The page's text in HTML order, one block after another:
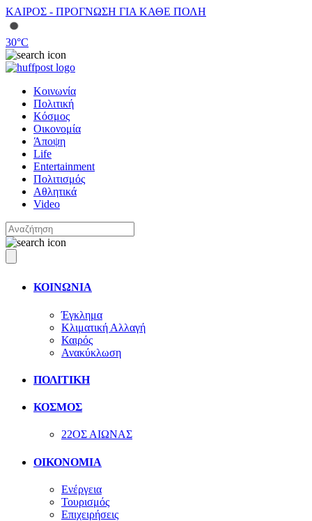
ΚΑΙΡΟΣ - ΠΡΟΓΝΩΣΗ ΓΙΑ ΚΑΘΕ ΠΟΛΗ
30°C
Κοινωνία
Πολιτική
Κόσμος
Οικονομία
Άποψη
Life
Entertainment
Πολιτισμός
Αθλητικά
Video
ΚΟΙΝΩΝΙΑ
Έγκλημα
Κλιματική Αλλαγή
Καιρός
Ανακύκλωση
ΠΟΛΙΤΙΚΗ
ΚΟΣΜΟΣ
22ΟΣ ΑΙΩΝΑΣ
ΟΙΚΟΝΟΜΙΑ
Ενέργεια
Τουρισμός
Επιχειρήσεις